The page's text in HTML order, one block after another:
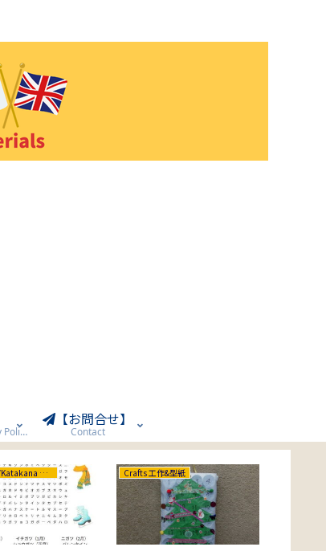
Terms of Use/Privacy Policy
【お問合せ】
Contact
Hiragana/Katakana ひらがな/カタカナ Crafts 工作&型紙